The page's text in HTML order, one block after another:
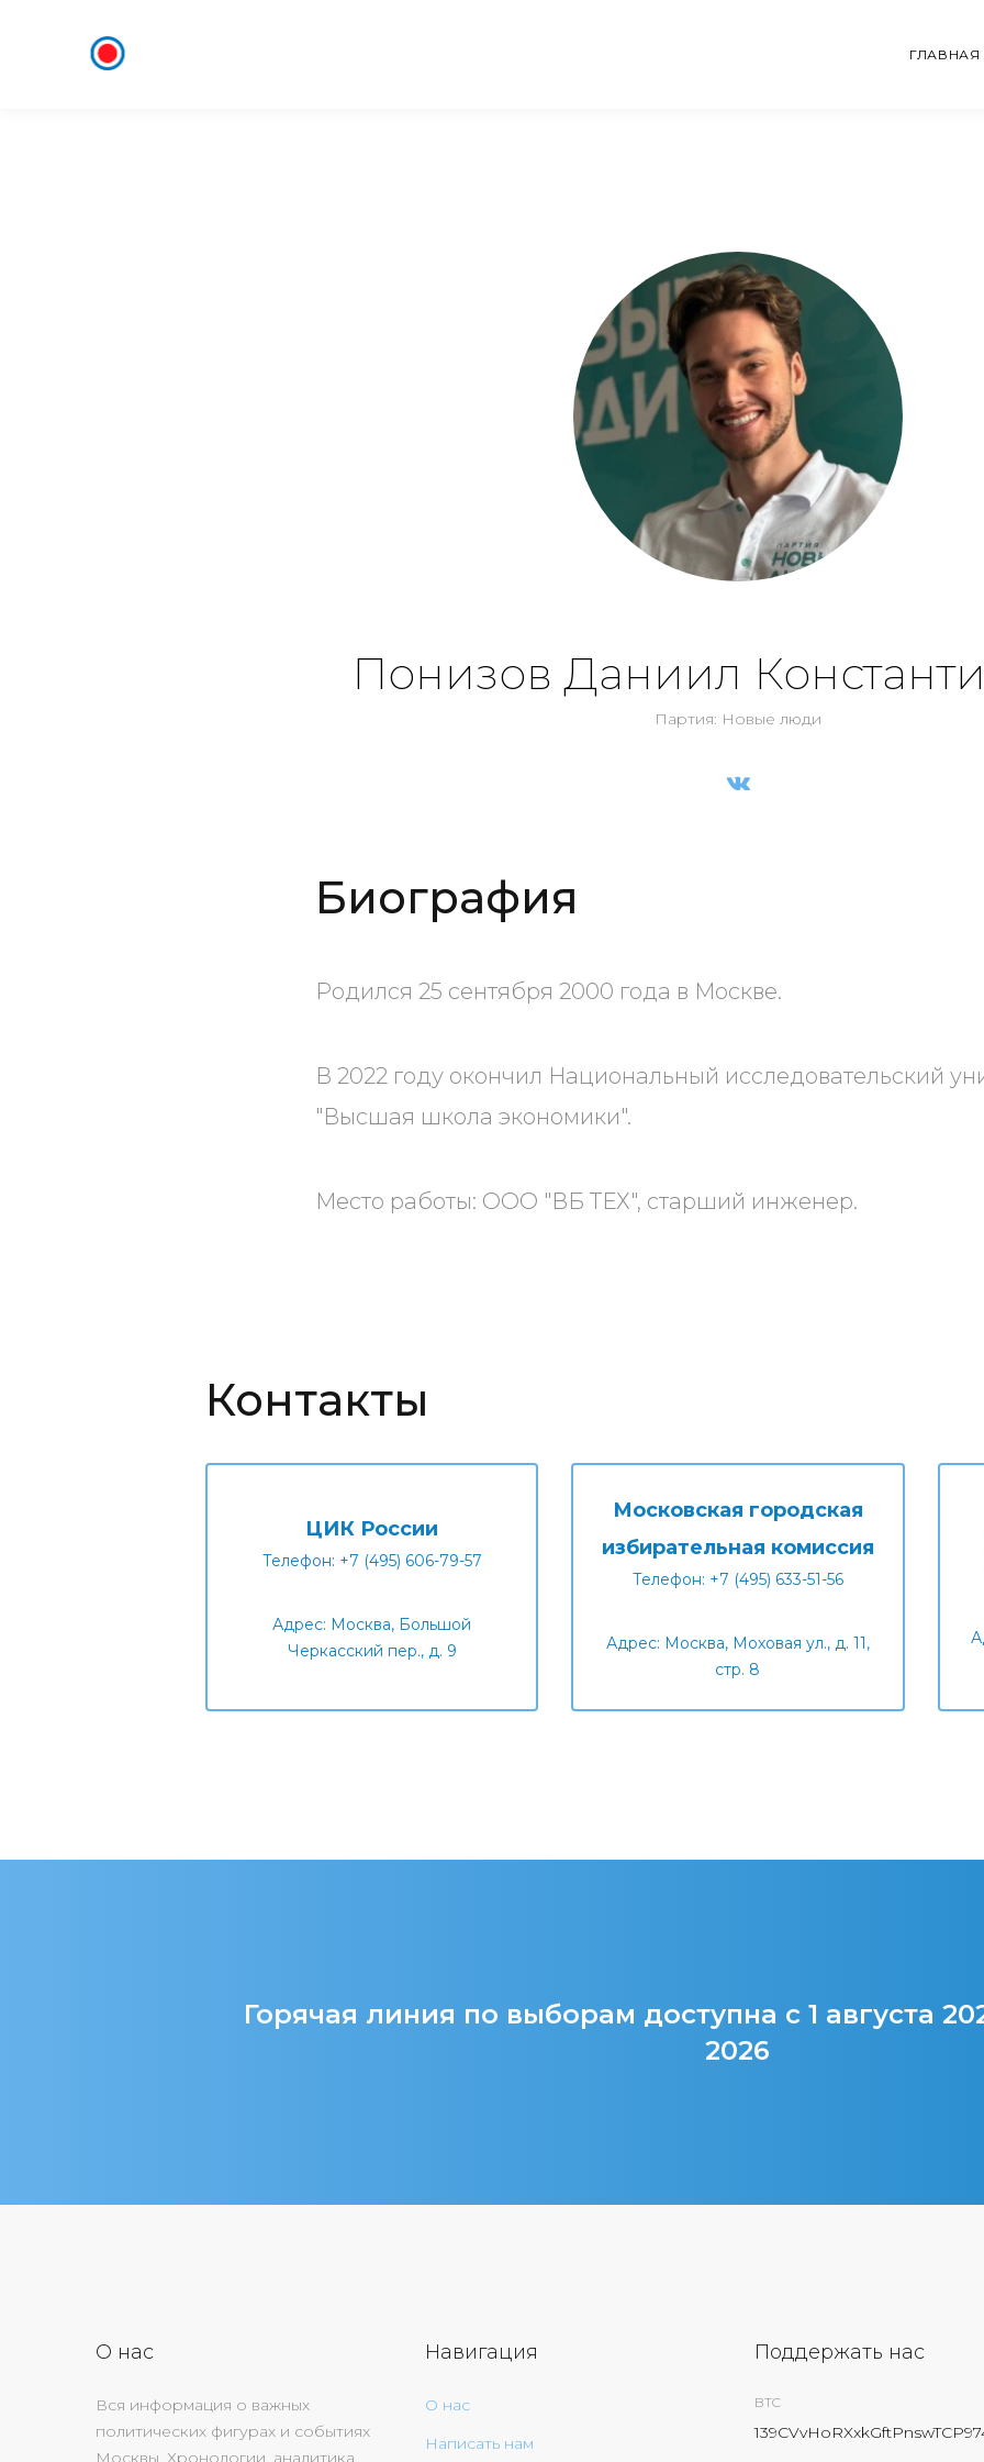
ГЛАВНАЯ
Понизов Даниил
Партия: Новые люди
Биография
Родился 25 сентября 2000 года в Москве.
В 2022 году окончил Национальный исследовательский
"Высшая школа экономики".
Место работы: ООО "ВБ ТЕХ", старший инженер.
Контакты
ЦИК России
Телефон: +7 (495) 606-79-57
Адрес: Москва, Большой
Черкасский пер., д. 9
Московская городская
избирательная комиссия
Телефон: +7 (495) 633-51-56
Адрес: Москва, Моховая ул., д. 11,
стр. 8
Горячая линия по выборам доступна с 1 августа
2026
О нас
Вся информация о важных
политических фигурах и событиях
Москвы. Хронологии, аналитика,
Навигация
О нас
Написать нам
Поддержать нас
BTC